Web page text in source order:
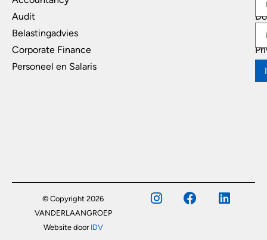
Audit
Belastingadvies
Corporate Finance
Personeel en Salaris
© Copyright 2026
VANDERLAANGROEP
Website door IDV